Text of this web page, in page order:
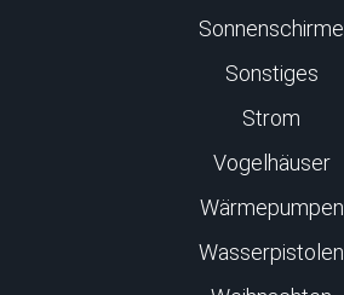
Sonnenschirme
Sonstiges
Strom
Vogelhäuser
Wärmepumpen
Wasserpistolen